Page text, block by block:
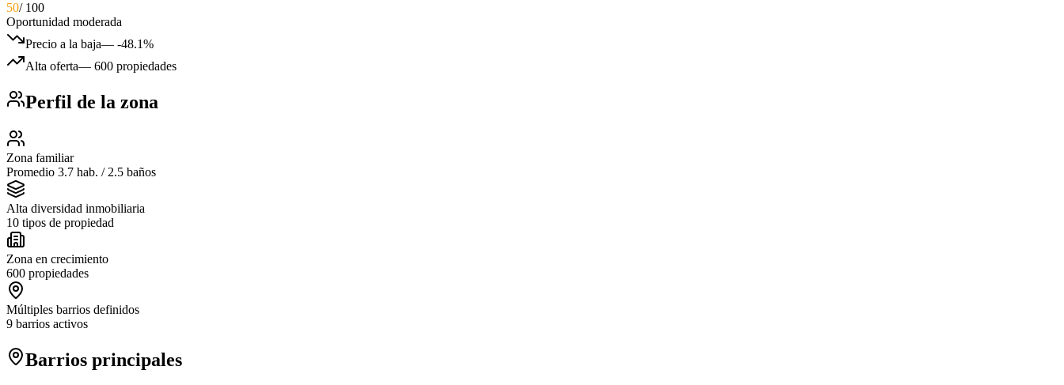
50/ 100
Oportunidad moderada
Precio a la baja— -48.1%
Alta oferta— 600 propiedades
Perfil de la zona
Zona familiar
Promedio 3.7 hab. / 2.5 baños
Alta diversidad inmobiliaria
10 tipos de propiedad
Zona en crecimiento
600 propiedades
Múltiples barrios definidos
9 barrios activos
Barrios principales